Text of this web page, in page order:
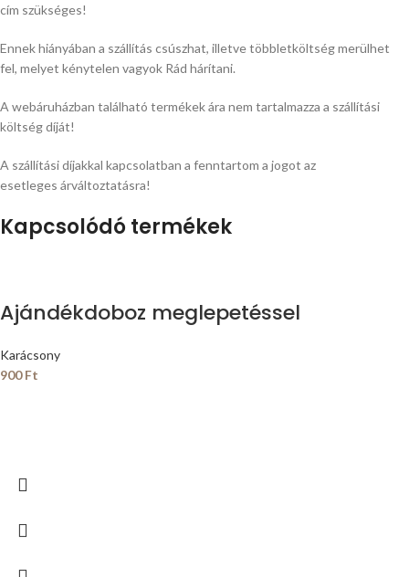
cím szükséges!
Ennek hiányában a szállítás csúszhat, illetve többletköltség merülhet
fel, melyet kénytelen vagyok Rád hárítani.
A webáruházban található termékek ára nem tartalmazza a szállítási
költség díját!
A szállítási díjakkal kapcsolatban a fenntartom a jogot az
esetleges árváltoztatásra!
Kapcsolódó termékek
Ajándékdoboz meglepetéssel
Karácsony
900Ft